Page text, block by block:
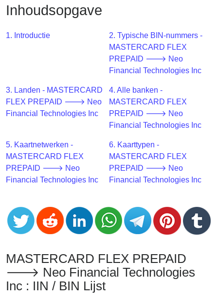
Checker
v2
BIN
Credit
Card
Credit
Card
Generator
Random
Card
Generator
Generate
Card
from
BIN
Inhoudsopgave
1. Introductie
2. Typische BIN-nummers -
MASTERCARD FLEX
PREPAID 🡒 Neo
Financial Technologies Inc
3. Landen - MASTERCARD
FLEX PREPAID 🡒 Neo
Financial Technologies Inc
4. Alle banken -
MASTERCARD FLEX
PREPAID 🡒 Neo
Financial Technologies Inc
5. Kaartnetwerken -
MASTERCARD FLEX
PREPAID 🡒 Neo
Financial Technologies Inc
6. Kaarttypen -
MASTERCARD FLEX
PREPAID 🡒 Neo
Financial Technologies Inc
MASTERCARD FLEX PREPAID
🡒 Neo Financial Technologies
Inc : IIN / BIN Lijst